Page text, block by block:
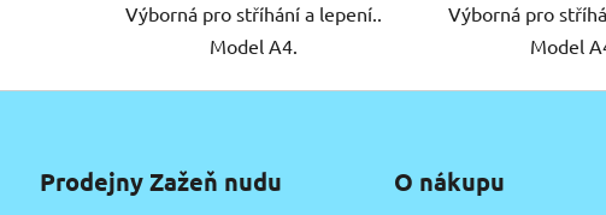
Výborná pro stříhání a lepení..
Model A4.
Výborná pro
Model
Prodejny Zažeň nudu O nákupu